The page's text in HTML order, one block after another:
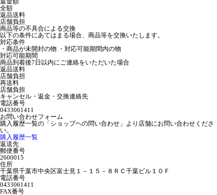
全額
返品送料
店舗負担
商品等の不具合による交換
以下の条件にあてはまる場合、商品等を交換いたします。
対応条件
・商品が未開封の物 ・対応可能期間内の物
対応可能期間
商品到着後7日以内にご連絡をいただいた場合
返品送料
店舗負担
再送料
店舗負担
キャンセル・返金・交換連絡先
電話番号
0433061411
お問い合わせフォーム
購入履歴一覧の「ショップヘの問い合わせ」より店舗にお問い合わせくださ
い。
購入履歴一覧
返送先
郵便番号
2600015
住所
千葉県千葉市中央区富士見１－１５－８ＲＣ千葉ビル１０Ｆ
電話番号
0433061411
FAX番号